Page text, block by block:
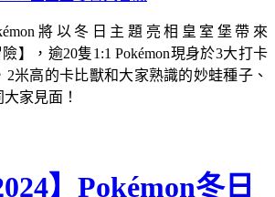
將以冬日主題亮相皇室堡帶來
險】，逾20隻1:1 Pokémon現身於3大打卡
米高的卡比獸和大家熟識的妙蛙種子、
家見面！
】Pokémon冬日